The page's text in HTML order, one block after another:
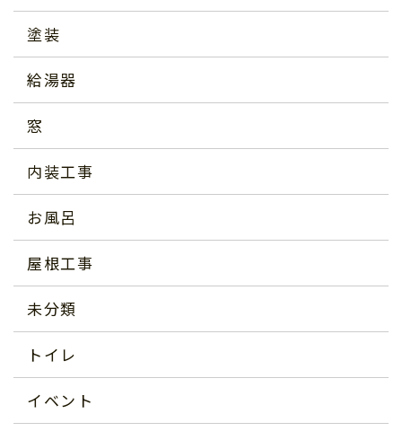
塗装
給湯器
窓
内装工事
お風呂
屋根工事
未分類
トイレ
イベント